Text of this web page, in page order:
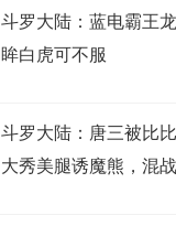
斗罗大陆：蓝电霸王
眸白虎可不服
斗罗大陆：唐三被比
大秀美腿诱魔熊，混